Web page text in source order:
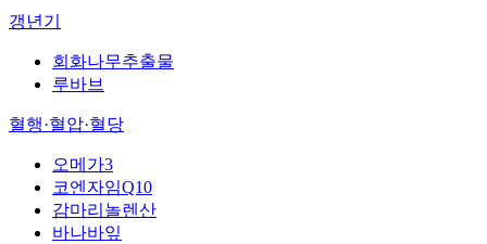
갱년기
회화나무추출물
루바브
혈행·혈압·혈당
오메가3
코엔자임Q10
감마리놀렌산
바나바잎